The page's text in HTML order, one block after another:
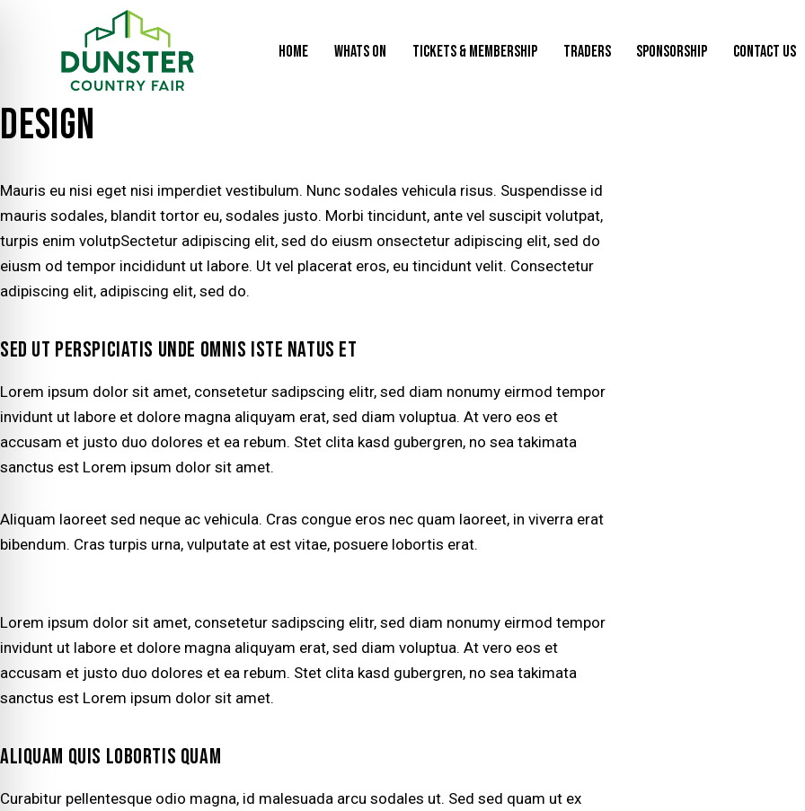
HOME WHATS ON TICKETS & MEMBERSHIP TRADERS SPONSORSHIP CONTACT US
DESIGN
Mauris eu nisi eget nisi imperdiet vestibulum. Nunc sodales vehicula risus. Suspendisse id
mauris sodales, blandit tortor eu, sodales justo. Morbi tincidunt, ante vel suscipit volutpat,
turpis enim volutpSectetur adipiscing elit, sed do eiusm onsectetur adipiscing elit, sed do
eiusm od tempor incididunt ut labore. Ut vel placerat eros, eu tincidunt velit. Consectetur
adipiscing elit, adipiscing elit, sed do.
SED UT PERSPICIATIS UNDE OMNIS ISTE NATUS ET
Lorem ipsum dolor sit amet, consetetur sadipscing elitr, sed diam nonumy eirmod tempor
invidunt ut labore et dolore magna aliquyam erat, sed diam voluptua. At vero eos et
accusam et justo duo dolores et ea rebum. Stet clita kasd gubergren, no sea takimata
sanctus est Lorem ipsum dolor sit amet.
Aliquam laoreet sed neque ac vehicula. Cras congue eros nec quam laoreet, in viverra erat
bibendum. Cras turpis urna, vulputate at est vitae, posuere lobortis erat.
Lorem ipsum dolor sit amet, consetetur sadipscing elitr, sed diam nonumy eirmod tempor
invidunt ut labore et dolore magna aliquyam erat, sed diam voluptua. At vero eos et
accusam et justo duo dolores et ea rebum. Stet clita kasd gubergren, no sea takimata
sanctus est Lorem ipsum dolor sit amet.
ALIQUAM QUIS LOBORTIS QUAM
Curabitur pellentesque odio magna, id malesuada arcu sodales ut. Sed sed quam ut ex